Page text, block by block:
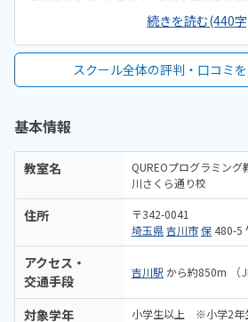
好印象でした。体験では、大好きなマインク
たため、楽しみながら取り組むことができ、
だ、今後もずっとマインクラフトを使った内
た。教室は自宅から15分ほどの距離にあり、
た。また、駐車場もあるため、送り迎えもし
ているわけではありませんが、壁などで視線
約12,000円という料金は、我が家にとって
ログラミング教室の相場を考えると、妥当な
続きを読む(440
スクール全体の評判・口コミ
基本情報
教室名
QUREOプログラミン
川さくら通り校
住所
〒342-0041
埼玉県吉川市保 480-5
アクセス・
交通手段
吉川駅 から約850m
対象学年 小学生以上 ※小学2年